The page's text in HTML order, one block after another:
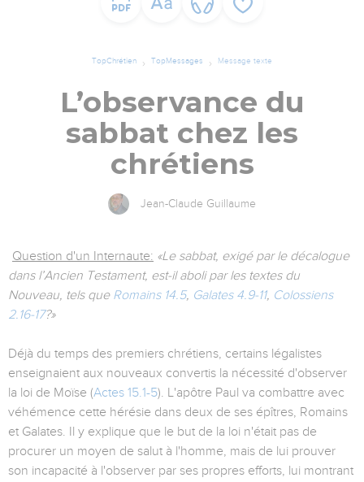
TopChrétien TopMessages Message texte
L’observance du
sabbat chez les
chrétiens
Jean-Claude Guillaume
Question d'un Internaute: «Le sabbat, exigé par le décalogue
dans l’Ancien Testament, est-il aboli par les textes du
Nouveau, tels que Romains 14.5, Galates 4.9-11, Colossiens
2.16-17?»
Déjà du temps des premiers chrétiens, certains légalistes
enseignaient aux nouveaux convertis la nécessité d'observer
la loi de Moïse (Actes 15.1-5). L'apôtre Paul va combattre avec
véhémence cette hérésie dans deux de ses épîtres, Romains
et Galates. Il y explique que le but de la loi n'était pas de
procurer un moyen de salut à l'homme, mais de lui prouver
son incapacité à l'observer par ses propres efforts, lui montrant